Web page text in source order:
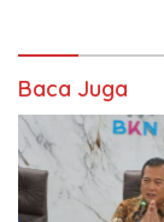
Baca Juga